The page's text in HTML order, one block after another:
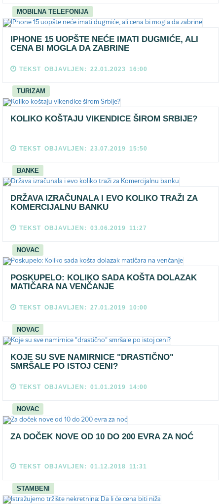
MOBILNA TELEFONIJA
IPHONE 15 UOPŠTE NEĆE IMATI DUGMIĆE, ALI
CENA BI MOGLA DA ZABRINE
TEKST OBJAVLJEN: 22.01.2023 16:00
TURIZAM
KOLIKO KOŠTAJU VIKENDICE ŠIROM SRBIJE?
TEKST OBJAVLJEN: 23.07.2019 15:50
BANKE
DRŽAVA IZRAČUNALA I EVO KOLIKO TRAŽI ZA
KOMERCIJALNU BANKU
TEKST OBJAVLJEN: 03.06.2019 11:27
NOVAC
POSKUPELO: KOLIKO SADA KOŠTA DOLAZAK
MATIČARA NA VENČANJE
TEKST OBJAVLJEN: 27.01.2019 10:00
NOVAC
KOJE SU SVE NAMIRNICE "DRASTIČNO"
SMRŠALE PO ISTOJ CENI?
TEKST OBJAVLJEN: 01.01.2019 14:00
NOVAC
ZA DOČEK NOVE OD 10 DO 200 EVRA ZA NOĆ
TEKST OBJAVLJEN: 01.12.2018 11:31
STAMBENI